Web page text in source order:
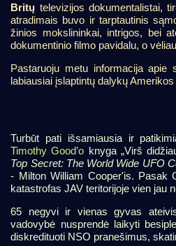
Britų televizijos dokumentalistai,
atradimais buvo ir tarptautinis
žinios mokslininkai, intrigos, bei
dokumentinio filmo pavidalu, o
Pastaruoju metu informacija
labiausiai įslaptintų dalykų Amerikos
Turbūt pati išsamiausia ir
Timothy Good’o knyga „Virš
Top Secret: The World Wide UFO
- Milton William Cooper'is. Pasak
katastrofas JAV teritorijoje vien jau
65 negyvi ir vienas gyvas
vadovybė nusprendė laikyti
diskredituoti NSO pranešimus,